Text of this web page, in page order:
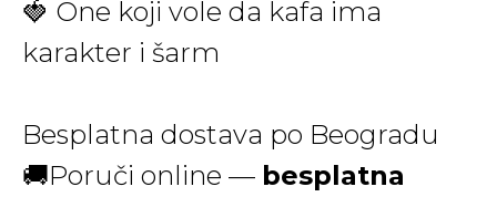
🍓 One koji vole da kafa ima
karakter i šarm
Besplatna dostava po Beogradu
🚚Poruči online — besplatna